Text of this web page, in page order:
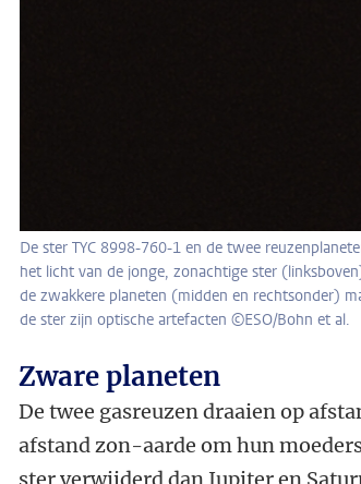
De ster TYC 8998-760-1 en de twee
het licht van de jonge, zonachtige ster
de zwakkere planeten (midden en rechtsonder)
de ster zijn optische artefacten ©ESO/Bohn et al.
Zware planeten
De twee gasreuzen draaien op
afstand zon-aarde om hun